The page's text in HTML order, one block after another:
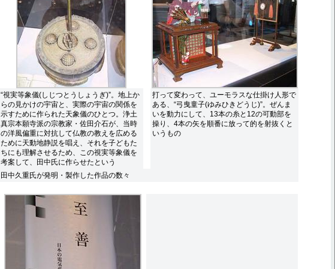
“視実等象儀(しじつとうしょうぎ)”。地上か
らの見かけの宇宙と、実際の宇宙の関係を
示すために作られた天象儀のひとつ。浄土
真宗本願寺派の宗教家・佐田介石が、当時
の洋風偏重に対抗して仏教の教えを広める
ために天動地静説を唱え、それを子どもた
ちにも理解させるため、この視実等象儀を
考案して、田中氏に作らせたという
打って変わって、ユーモラスな仕掛け人形で
ある、“弓曳童子(ゆみひきどうじ)”。ぜんま
いを動力にして、13本の糸と12の可動部を
操り、4本の矢を順番に放って的を射抜くと
いうもの
田中久重氏が発明・製作した作品の数々